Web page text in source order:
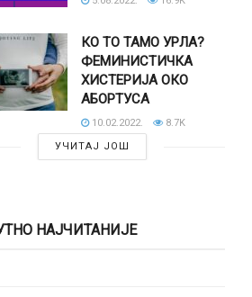
КО ТО ТАМО УРЛА?
ФЕМИНИСТИЧКА
ХИСТЕРИЈА ОКО
АБОРТУСА
10.02.2022.
8.7K
УЧИТАЈ ЈОШ
НАЈЧИТАНИЈЕ